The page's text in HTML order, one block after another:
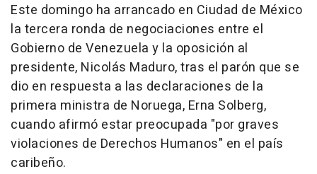
Este domingo ha arrancado en Ciudad de México
la tercera ronda de negociaciones entre el
Gobierno de Venezuela y la oposición al
presidente, Nicolás Maduro, tras el parón que se
dio en respuesta a las declaraciones de la
primera ministra de Noruega, Erna Solberg,
cuando afirmó estar preocupada "por graves
violaciones de Derechos Humanos" en el país
caribeño.